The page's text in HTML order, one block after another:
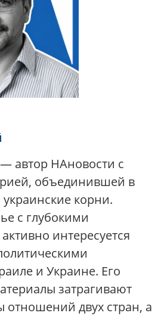
автор НАновости с
объединившей в
корни.
с глубокими
интересуется
и Украине. Его
затрагивают
двух стран, а